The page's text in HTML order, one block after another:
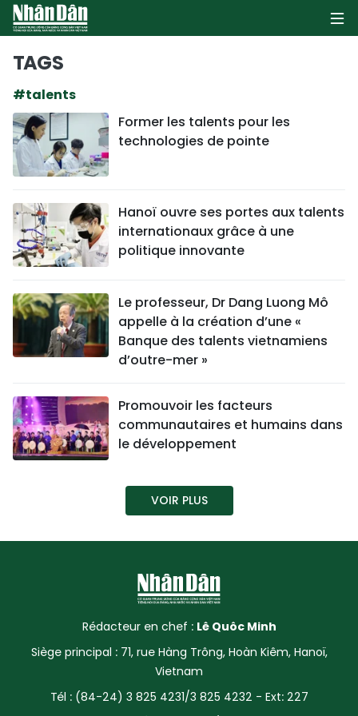
POLITIQUE
SOCIÉTÉ
CULTURE
TOURISME
ENVIRONNEMENT
FRANCOPHONIE
PAYS NATAL
INTERNATIONAL
INFOGRAPHIE
PHOTO
VIDÉO
À PROPOS DU "PEUPLE"
TAGS
#talents
Former les talents pour les
technologies de pointe
Hanoï ouvre ses portes aux talents
internationaux grâce à une
politique innovante
Le professeur, Dr Dang Luong Mô
appelle à la création d’une «
Banque des talents vietnamiens
d’outre-mer »
Promouvoir les facteurs
communautaires et humains dans
le développement
VOIR PLUS
Rédacteur en chef : Lê Quôc Minh
Siège principal : 71, rue Hàng Trông, Hoàn Kiêm, Hanoï,
Vietnam
Tél : (84-24) 3 825 4231/3 825 4232 - Ext: 227